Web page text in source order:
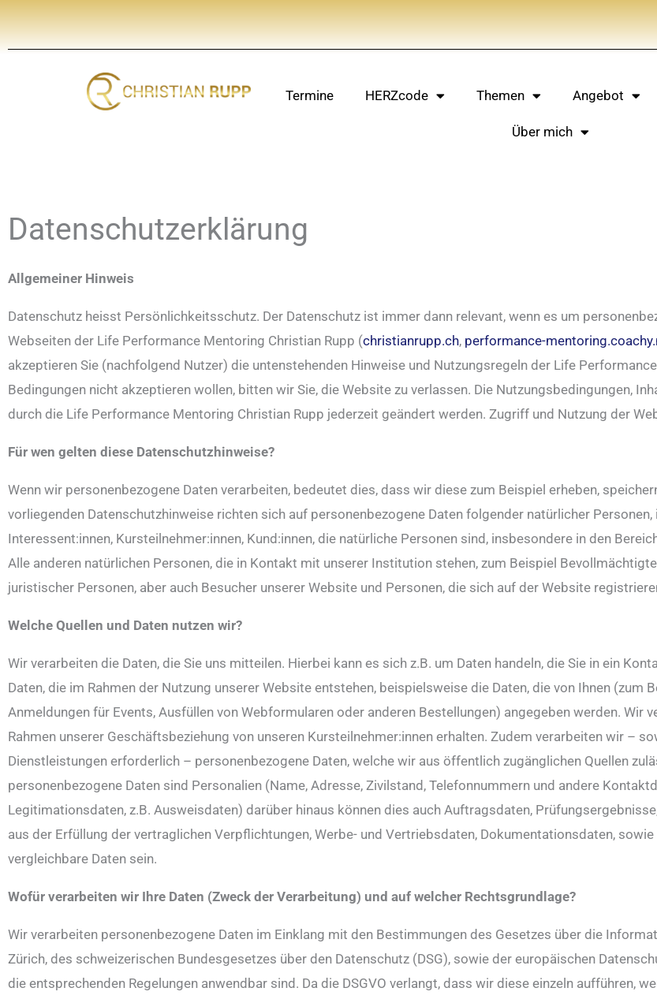
Zum
Inhalt
Termine HERZcode Themen Angebot
Über mich
Datenschutzerklärung
Allgemeiner Hinweis
Datenschutz heisst Persönlichkeitsschutz. Der Datenschutz ist immer dann relevant, wenn es um
Webseiten der Life Performance Mentoring Christian Rupp (christianrupp.ch, performance-
akzeptieren Sie (nachfolgend Nutzer) die untenstehenden Hinweise und Nutzungsregeln der Life
Bedingungen nicht akzeptieren wollen, bitten wir Sie, die Website zu verlassen. Die Nutzungsbedingungen,
durch die Life Performance Mentoring Christian Rupp jederzeit geändert werden. Zugriff und Nutzung der
Für wen gelten diese Datenschutzhinweise?
Wenn wir personenbezogene Daten verarbeiten, bedeutet dies, dass wir diese zum Beispiel erheben,
vorliegenden Datenschutzhinweise richten sich auf personenbezogene Daten folgender natürlicher
Interessent:innen, Kursteilnehmer:innen, Kund:innen, die natürliche Personen sind, insbesondere in den
Alle anderen natürlichen Personen, die in Kontakt mit unserer Institution stehen, zum Beispiel
juristischer Personen, aber auch Besucher unserer Website und Personen, die sich auf der Website
Welche Quellen und Daten nutzen wir?
Wir verarbeiten die Daten, die Sie uns mitteilen. Hierbei kann es sich z.B. um Daten handeln, die Sie in ein
Daten, die im Rahmen der Nutzung unserer Website entstehen, beispielsweise die Daten, die von Ihnen (zum
Anmeldungen für Events, Ausfüllen von Webformularen oder anderen Bestellungen) angegeben werden. Wir
Rahmen unserer Geschäftsbeziehung von unseren Kursteilnehmer:innen erhalten. Zudem verarbeiten wir –
Dienstleistungen erforderlich – personenbezogene Daten, welche wir aus öffentlich zugänglichen Quellen
personenbezogene Daten sind Personalien (Name, Adresse, Zivilstand, Telefonnummern und andere
Legitimationsdaten, z.B. Ausweisdaten) darüber hinaus können dies auch Auftragsdaten,
aus der Erfüllung der vertraglichen Verpflichtungen, Werbe- und Vertriebsdaten, Dokumentationsdaten,
vergleichbare Daten sein.
Wofür verarbeiten wir Ihre Daten (Zweck der Verarbeitung) und auf welcher Rechtsgrundlage?
Wir verarbeiten personenbezogene Daten im Einklang mit den Bestimmungen des Gesetzes über die
Zürich, des schweizerischen Bundesgesetzes über den Datenschutz (DSG), sowie der europäischen
die entsprechenden Regelungen anwendbar sind. Da die DSGVO verlangt, dass wir diese einzeln aufführen,